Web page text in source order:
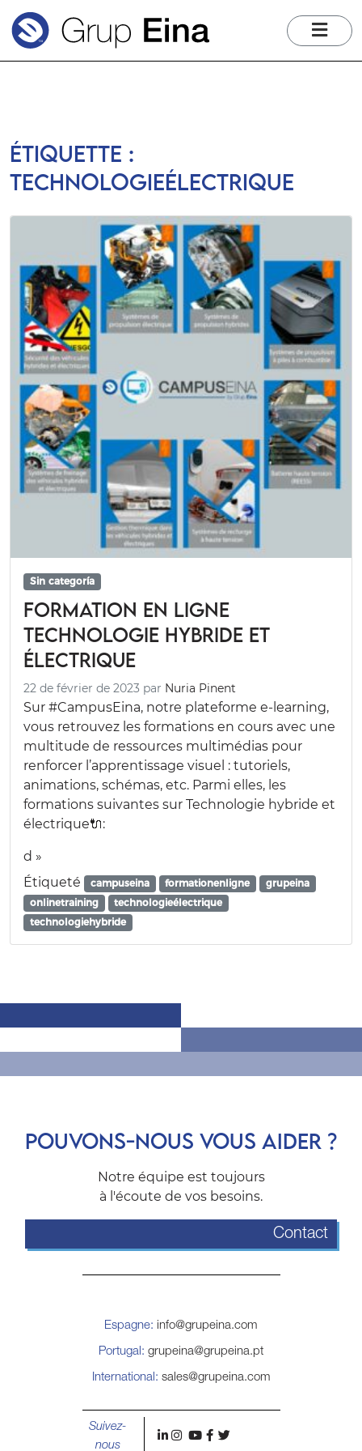
Étiquette :
technologieélectrique
Sin categoría
Formation en ligne
Technologie hybride et
électrique
22 de février de 2023 par Nuria Pinent
Sur #CampusEina, notre plateforme e-learning,
vous retrouvez les formations en cours avec une
multitude de ressources multimédias pour
renforcer l’apprentissage visuel : tutoriels,
animations, schémas, etc. Parmi elles, les
formations suivantes sur Technologie hybride et
électrique🔌:
d »
Étiqueté
campuseina formationenligne
grupeina
onlinetraining
technologieélectrique
technologiehybride
POUVONS-NOUS VOUS AIDER ?
Notre équipe est toujours
à l'écoute de vos besoins.
Contact
Espagne: info@grupeina.com
Portugal: grupeina@grupeina.pt
International: sales@grupeina.com
Suivez-
nous
l i y f t